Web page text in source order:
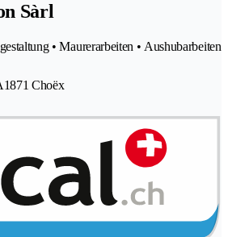
Sàrl
• Maurerarbeiten • Aushubarbeiten
1871 Choëx